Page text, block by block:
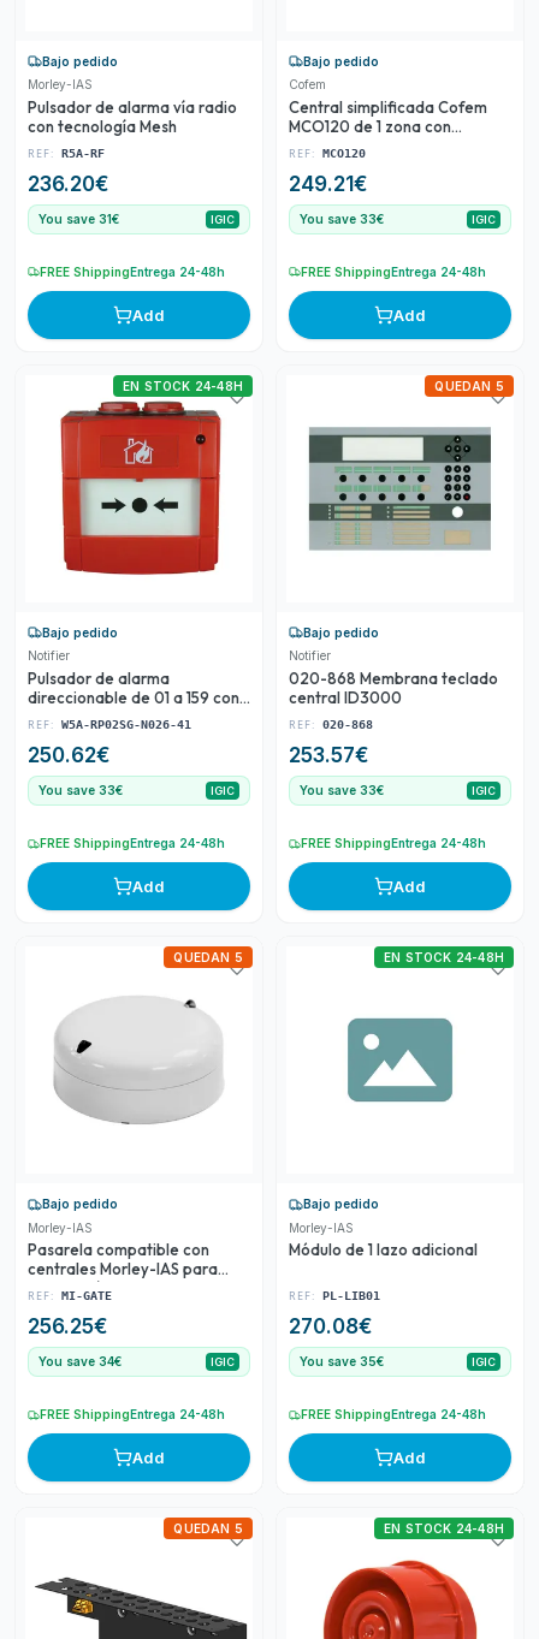
Bajo pedido
Morley-IAS
Pulsador de alarma vía radio
con tecnología Mesh
REF: R5A-RF
236.20€
You save 31€ IGIC
FREE ShippingEntrega 24-48h
Add
Bajo pedido
Cofem
Central simplificada Cofem
MCO120 de 1 zona con
capacidad para 20
REF: MCO120
249.21€
You save 33€ IGIC
FREE ShippingEntrega 24-48h
Add
Bajo pedido
Notifier
Pulsador de alarma
direccionable de 01 a 159 con
led y aislador de
para sistemas analógicos d
REF: W5A-RP02SG-N026-41
250.62€
EN STOCK 24-48H
You save 33€ IGIC
FREE ShippingEntrega 24-48h
Add
Bajo pedido
Notifier
020-868 Membrana teclado
central ID3000
REF: 020-868
253.57€
QUEDAN 5
You save 33€ IGIC
FREE ShippingEntrega 24-48h
Add
Bajo pedido
Morley-IAS
Pasarela compatible con
centrales Morley-IAS para
sistema vía radio Agile
REF: MI-GATE
256.25€
QUEDAN 5
You save 34€ IGIC
FREE ShippingEntrega 24-48h
Add
Bajo pedido
Morley-IAS
Módulo de 1 lazo adicional
REF: PL-LIB01
270.08€
EN STOCK 24-48H
You save 35€ IGIC
FREE ShippingEntrega 24-48h
Add
QUEDAN 5 EN STOCK 24-48H